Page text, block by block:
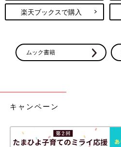
楽天ブックスで購入
ムック書籍
キャンペーン